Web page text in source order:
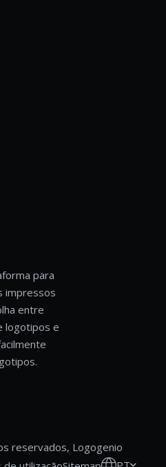
para
impressos
entre
logotipos e
reservados, Logogenio